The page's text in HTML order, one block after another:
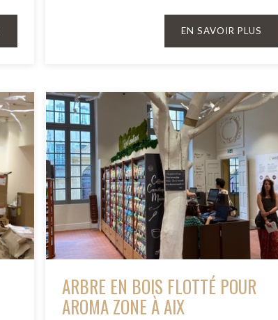
EN SAVOIR PLUS
ARBRE EN BOIS FLOTTÉ POUR
AROMA ZONE À AIX